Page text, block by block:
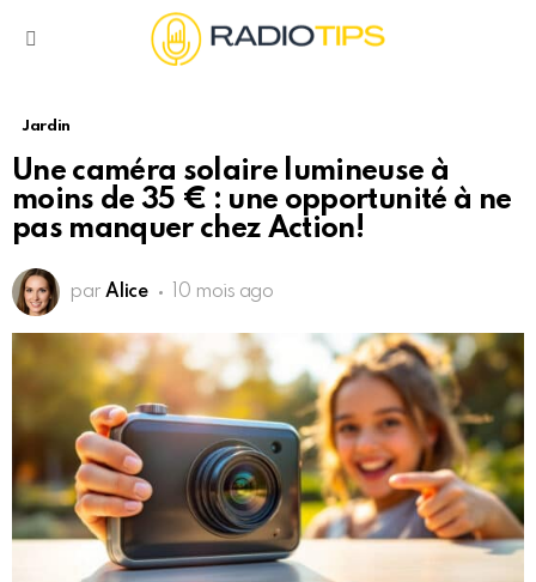
Jardin
Une caméra solaire lumineuse à
moins de 35 € : une opportunité à ne
pas manquer chez Action!
par Alice 10 mois ago